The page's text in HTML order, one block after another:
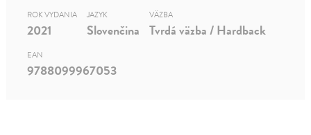
ROK VYDANIA
2021
JAZYK
Slovenčina
VÄZBA
Tvrdá väzba / Hardback
EAN
9788099967053